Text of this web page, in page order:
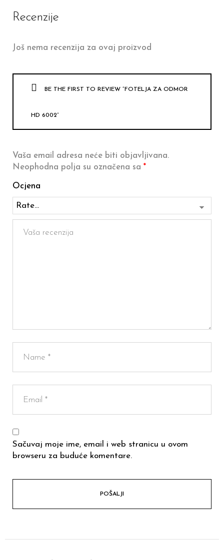
Recenzije
Još nema recenzija za ovaj proizvod
BE THE FIRST TO REVIEW “FOTELJA ZA ODMOR
HD 6002”
Vaša email adresa neće biti objavljivana.
Neophodna polja su označena sa *
Ocjena
Sačuvaj moje ime, email i web stranicu u ovom
browseru za buduće komentare.